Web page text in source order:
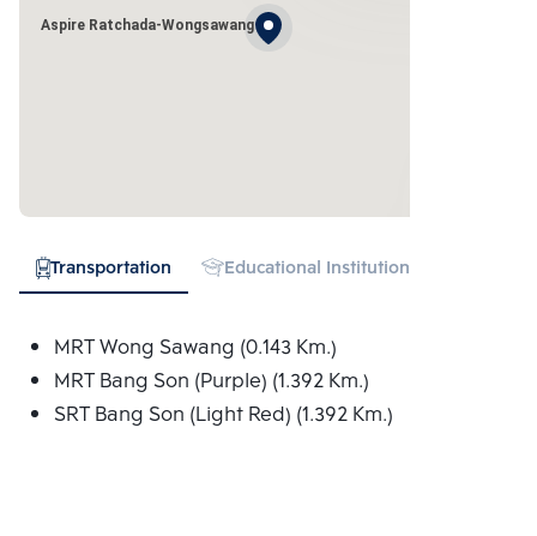
Aspire Ratchada-Wongsawang
Transportation Educational Institution
MRT Wong Sawang (0.143 Km.)
MRT Bang Son (Purple) (1.392 Km.)
SRT Bang Son (Light Red) (1.392 Km.)